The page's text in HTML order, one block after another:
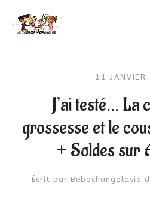
11 JANVIER
J’ai testé… La
grossesse et le
+ Soldes sur
Écrit par Bebechangelavie